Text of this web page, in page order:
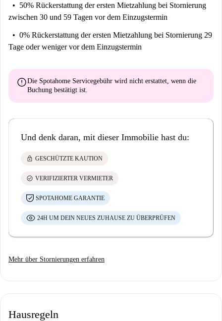
50% Rückerstattung der ersten Mietzahlung bei Stornierung
zwischen 30 und 59 Tagen vor dem Einzugstermin
0% Rückerstattung der ersten Mietzahlung bei Stornierung 29
Tage oder weniger vor dem Einzugstermin
errorDie Spotahome Servicegebühr wird nicht erstattet, wenn die
Buchung bestätigt ist.
Und denk daran, mit dieser Immobilie hast du:
lock GESCHÜTZTE KAUTION
check_circle VERIFIZIERTER VERMIETER
SPOTAHOME GARANTIE
24H UM DEIN NEUES ZUHAUSE ZU ÜBERPRÜFEN
Mehr über Stornierungen erfahren
Hausregeln